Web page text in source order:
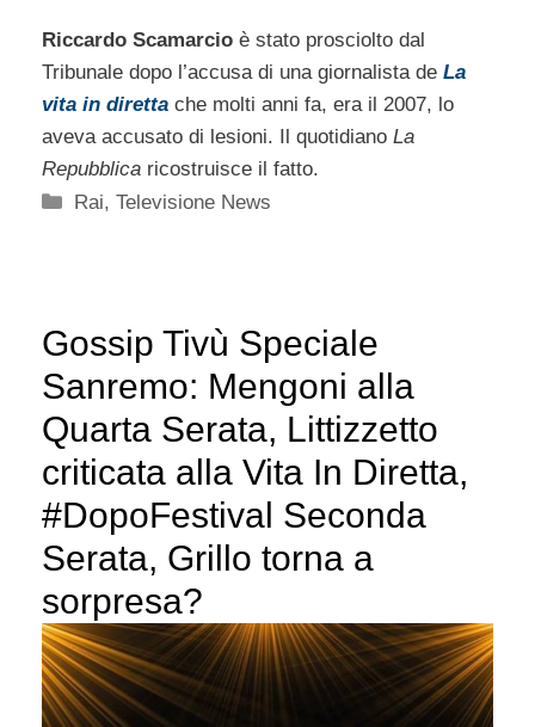
Riccardo Scamarcio è stato prosciolto dal
Tribunale dopo l’accusa di una giornalista de La
vita in diretta che molti anni fa, era il 2007, lo
aveva accusato di lesioni. Il quotidiano La
Repubblica ricostruisce il fatto.
Categorie
Rai,Televisione News
Gossip Tivù Speciale
Sanremo: Mengoni alla
Quarta Serata, Littizzetto
criticata alla Vita In Diretta,
#DopoFestival Seconda
Serata, Grillo torna a
sorpresa?